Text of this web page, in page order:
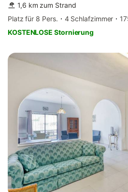
1,6 km zum Strand
Platz für 8 Pers.
4 Schlafzimmer
KOSTENLOSE Stornierung